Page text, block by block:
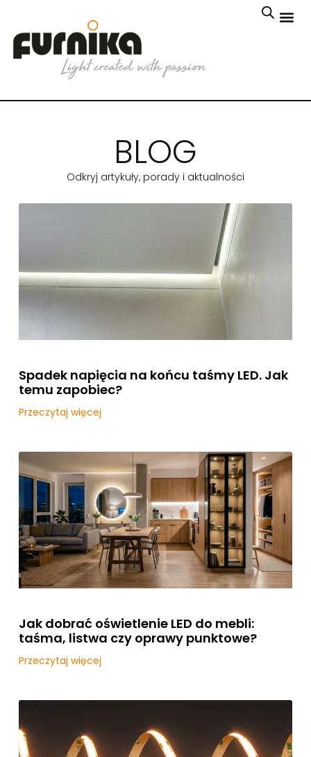
BLOG
Odkryj artykuły, porady i aktualności
Spadek napięcia na końcu taśmy LED. Jak
temu zapobiec?
Przeczytaj więcej
Jak dobrać oświetlenie LED do mebli:
taśma, listwa czy oprawy punktowe?
Przeczytaj więcej